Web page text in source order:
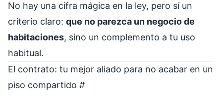
No hay una cifra mágica en la ley, pero sí un
criterio claro: que no parezca un negocio de
habitaciones, sino un complemento a tu uso
habitual.
El contrato: tu mejor aliado para no acabar en un
piso compartido #